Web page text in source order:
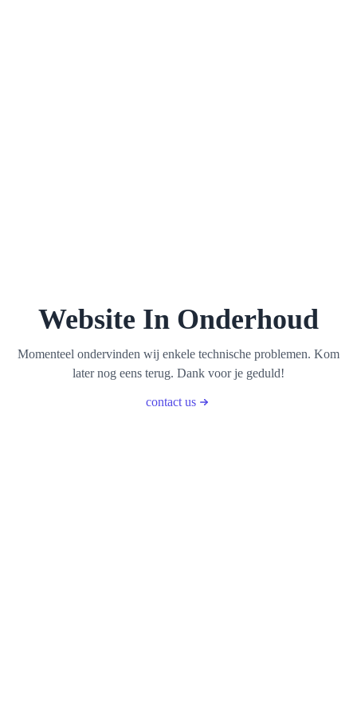
Website In Onderhoud
Momenteel ondervinden wij enkele technische problemen. Kom
later nog eens terug. Dank voor je geduld!
contact us